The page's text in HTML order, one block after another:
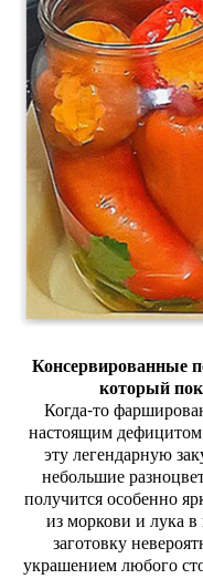
Консервированные
который
Когда‑то
настоящим
этулегендарную
небольшие
получитсяособенно
изморкови и лукав
заготовку
украшениемлюбого